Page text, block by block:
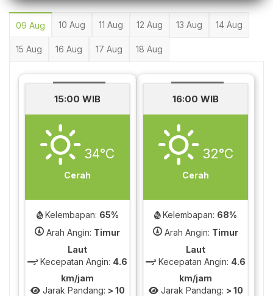
09 Aug 10 Aug 11 Aug 12 Aug 13 Aug 14 Aug
15 Aug 16 Aug 17 Aug 18 Aug
15:00 WIB
34°C
Cerah
Kelembapan: 65%
Arah Angin: Timur
Laut
Kecepatan Angin: 4.6
km/jam
Jarak Pandang: > 10
16:00 WIB
32°C
Cerah
Kelembapan: 68%
Arah Angin: Timur
Laut
Kecepatan Angin: 4.6
km/jam
Jarak Pandang: > 10